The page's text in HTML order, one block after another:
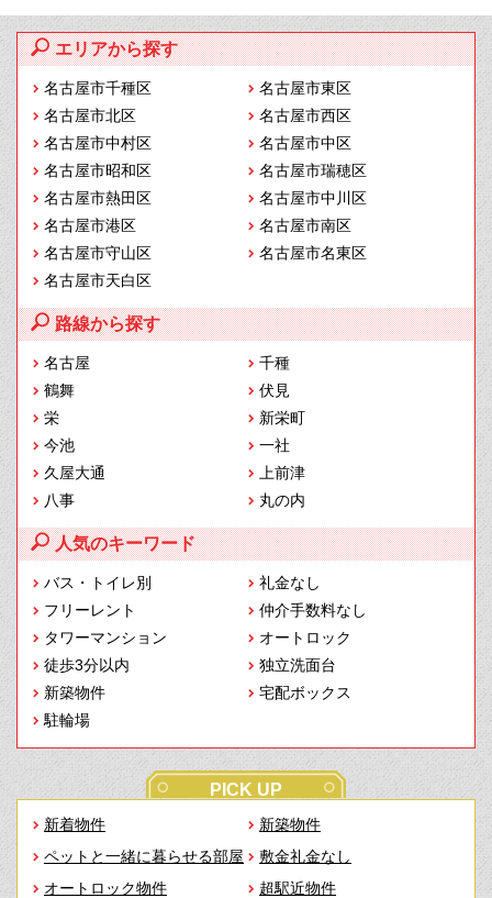
エリアから探す
名古屋市千種区
名古屋市東区
名古屋市北区
名古屋市西区
名古屋市中村区
名古屋市中区
名古屋市昭和区
名古屋市瑞穂区
名古屋市熱田区
名古屋市中川区
名古屋市港区
名古屋市南区
名古屋市守山区
名古屋市名東区
名古屋市天白区
路線から探す
名古屋
千種
鶴舞
伏見
栄
新栄町
今池
一社
久屋大通
上前津
八事
丸の内
人気のキーワード
バス・トイレ別
礼金なし
フリーレント
仲介手数料なし
タワーマンション
オートロック
徒歩3分以内
独立洗面台
新築物件
宅配ボックス
駐輪場
PICK UP
新着物件
新築物件
ペットと一緒に暮らせる部屋
敷金礼金なし
オートロック物件
超駅近物件